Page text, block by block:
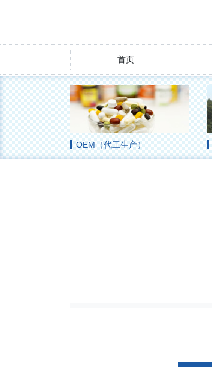
首页
OEM（代工生产）